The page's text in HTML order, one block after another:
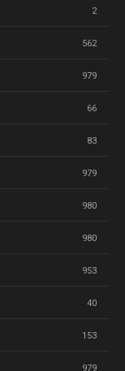
2
562
979
66
83
979
980
980
953
40
153
979